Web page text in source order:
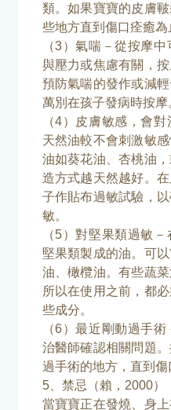
類。如果寶寶的皮膚
些地方直到傷口痊癒為
（3）氣喘－從按摩
與壓力或焦慮有關，
預防氣喘的發作或減
萬別在孩子發病時按摩
（4）皮膚敏感，會
天然油較不會刺激敏
油如葵花油、杏桃油
造方式越天然越好。
子作貼布過敏試驗，
敏。
（5）對堅果類過敏
堅果類製成的油。可
油、橄欖油。有些蔬
所以在使用之前，都
些成分。
（6）最近剛動過手
治醫師確認相關問題
過手術的地方，直到傷
5、禁忌（賴，2000）
當寶寶正在發燒、身